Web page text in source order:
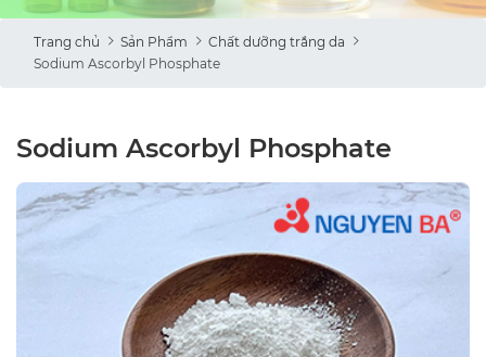
Trang chủ Sản Phẩm
Chất dưỡng trắng da
Sodium Ascorbyl Phosphate
Sodium Ascorbyl Phosphate